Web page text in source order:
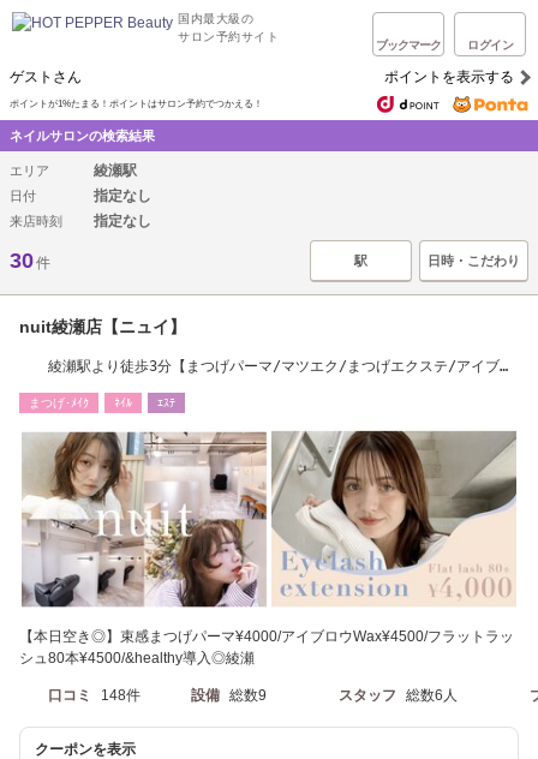
国内最大級の
サロン予約サイト
ブックマーク ログイン
ゲストさん ポイントを表示する
ポイントが1%たまる！ポイントはサロン予約でつかえる！
ネイルサロンの検索結果
エリア 綾瀬駅
日付 指定なし
来店時刻 指定なし
30件 駅 日時・こだわり
nuit綾瀬店【ニュイ】
綾瀬駅より徒歩3分【まつげパーマ/マツエク/まつげエクステ/アイブロ
まつげ･ﾒｲｸ ﾈｲﾙ ｴｽﾃ
【本日空き◎】束感まつげパーマ¥4000/アイブロウWax¥4500/フラットラッ
シュ80本¥4500/&healthy導入◎綾瀬
口コミ 148件 設備 総数9 スタッフ 総数6人
クーポンを表示